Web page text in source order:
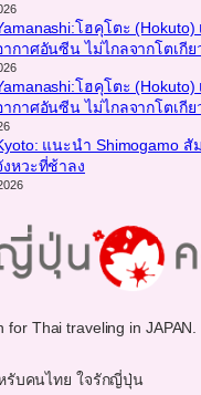
โฮคุโตะ (Hokuto)
ากาศอันซีน ไม่ไกลจากโตเกีย
โฮคุโตะ (Hokuto)
ากาศอันซีน ไม่ไกลจากโตเกีย
แนะนำ Shimogamo สั
งหวะที่ช้าลง
for Thai traveling in JAPAN.
รับคนไทย ใจรักญี่ปุ่น